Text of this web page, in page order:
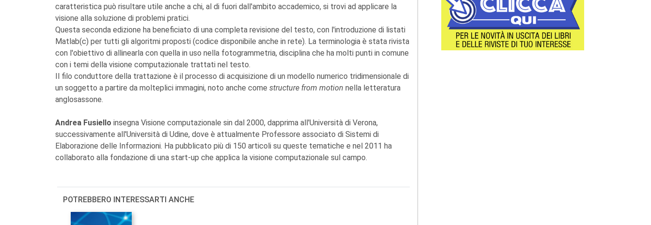
caratteristica può risultare utile anche a chi, al di fuori dall'ambito accademico, si trovi ad applicare la
visione alla soluzione di problemi pratici.
Questa seconda edizione ha beneficiato di una completa revisione del testo, con l'introduzione di listati
Matlab(c) per tutti gli algoritmi proposti (codice disponibile anche in rete). La terminologia è stata rivista
con l'obiettivo di allinearla con quella in uso nella fotogrammetria, disciplina che ha molti punti in comune
con i temi della visione computazionale trattati nel testo.
Il filo conduttore della trattazione è il processo di acquisizione di un modello numerico tridimensionale di
un soggetto a partire da molteplici immagini, noto anche come structure from motion nella letteratura
anglosassone.
Andrea Fusiello insegna Visione computazionale sin dal 2000, dapprima all'Università di Verona,
successivamente all'Università di Udine, dove è attualmente Professore associato di Sistemi di
Elaborazione delle Informazioni. Ha pubblicato più di 150 articoli su queste tematiche e nel 2011 ha
collaborato alla fondazione di una start-up che applica la visione computazionale sul campo.
POTREBBERO INTERESSARTI ANCHE